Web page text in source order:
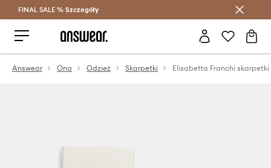
Oszczędzaj z Answear Club >
FINAL SALE % Szczegóły
Answear Ona Odzież Skarpetki